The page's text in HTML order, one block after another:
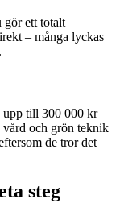
gör ett totalt
– många lyckas
upp till 300 000 kr
och grön teknik
de tror det
steg